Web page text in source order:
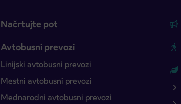
Načrtujte pot
Avtobusni prevozi
Linijski avtobusni prevozi
Mestni avtobusni prevozi
Mednarodni avtobusni prevozi